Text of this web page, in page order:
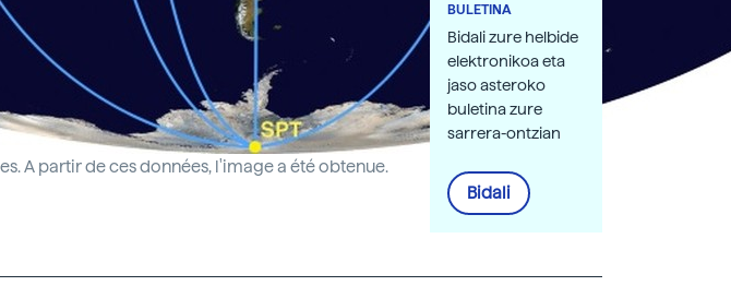
A partir de ces données, l'image a été obtenue.
BULETINA
Bidali zure helbide
elektronikoa eta
jaso asteroko
buletina zure
sarrera-ontzian
Bidali